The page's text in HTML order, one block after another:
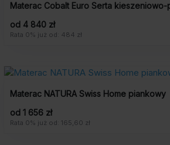
Materac Cobalt Euro Serta
od 4 840 zł
Rata 0% już od: 484 zł
Materac NATURA Swiss Home piankowy
od 1 656 zł
Rata 0% już od: 165,60 zł